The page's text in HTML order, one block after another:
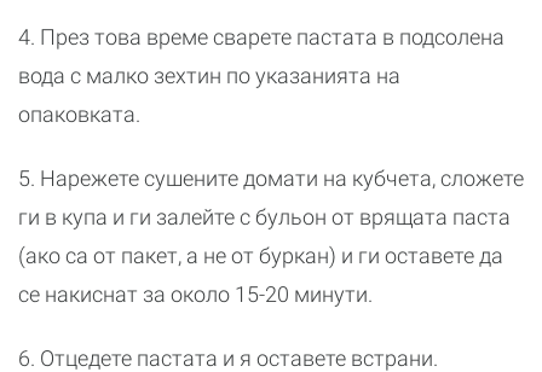
4. През това време сварете пастата в подсолена
вода с малко зехтин по указанията на
опаковката.
5. Нарежете сушените домати на кубчета, сложете
ги в купа и ги залейте с бульон от врящата паста
(ако са от пакет, а не от буркан) и ги оставете да
се накиснат за около 15-20 минути.
6. Отцедете пастата и я оставете встрани.